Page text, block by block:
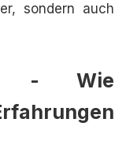
sondern auch
- Wie